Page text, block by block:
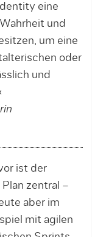
eine
und
um eine
oder
und
ist der
zentral –
aber im
mit agilen